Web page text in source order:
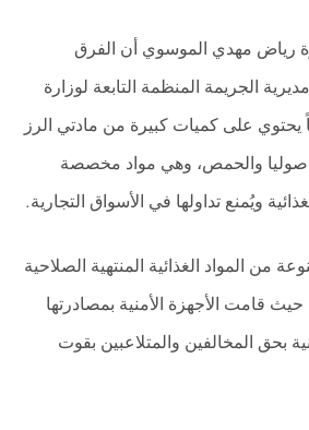
رياض مهدي الموسوي أن الفرق
الجريمة المنظمة التابعة لوزارة
يحتوي على كميات كبيرة من مادتي الرز
والحمص، وهي مواد مخصصة
ويُمنع تداولها في الأسواق التجارية.
من المواد الغذائية المنتهية الصلاحية
حيث قامت الأجهزة الأمنية بمصادرتها
بحق المخالفين والمتلاعبين بقوت